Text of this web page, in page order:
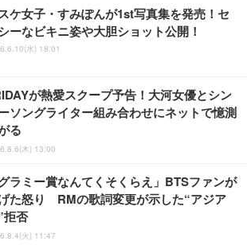
ケ女子・すみぽんが1st写真集を発売！セ
ーなビキニ姿や大胆ショット公開！
水) 18:01
が熱愛スクープ予告！大河女優とシン
ソングライター組み合わせにネットで憶測
る
木) 13:00
グラミー賞なんてくそくらえ」BTSファンが
た怒り RMの歌詞変更が示した“アジア
拒否
火) 11:47